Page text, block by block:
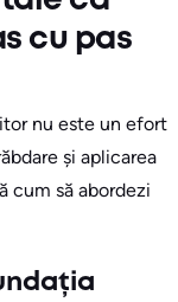
cu pas
nu este un efort
și aplicarea
cum să abordezi